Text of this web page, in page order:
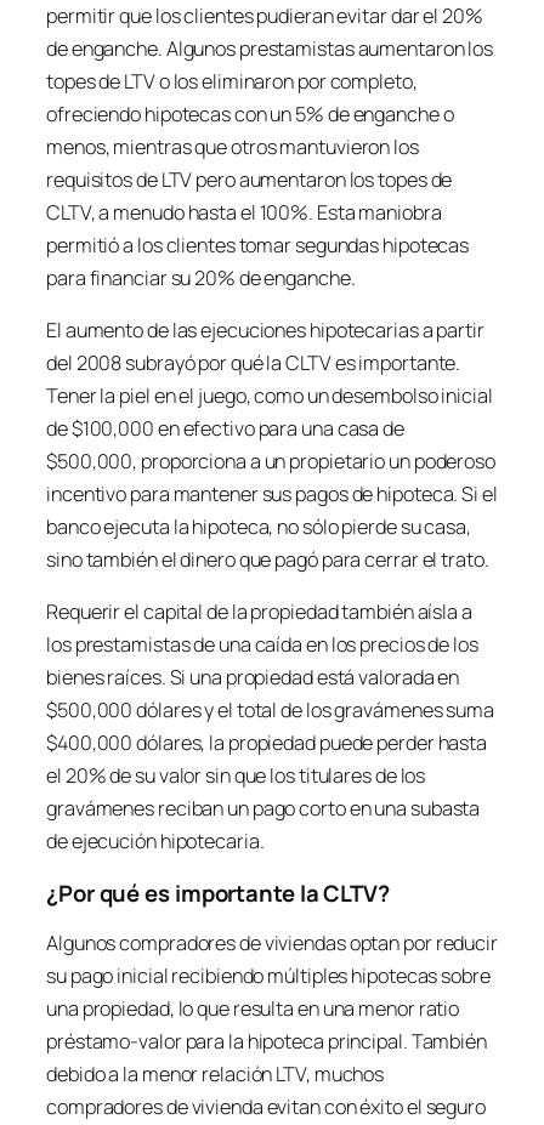
permitir que los clientes pudieran evitar dar el 20%
de enganche. Algunos prestamistas aumentaron los
topes de LTV o los eliminaron por completo,
ofreciendo hipotecas con un 5% de enganche o
menos, mientras que otros mantuvieron los
requisitos de LTV pero aumentaron los topes de
CLTV, a menudo hasta el 100%. Esta maniobra
permitió a los clientes tomar segundas hipotecas
para financiar su 20% de enganche.
El aumento de las ejecuciones hipotecarias a partir
del 2008 subrayó por qué la CLTV es importante.
Tener la piel en el juego, como un desembolso inicial
de $100,000 en efectivo para una casa de
$500,000, proporciona a un propietario un poderoso
incentivo para mantener sus pagos de hipoteca. Si el
banco ejecuta la hipoteca, no sólo pierde su casa,
sino también el dinero que pagó para cerrar el trato.
Requerir el capital de la propiedad también aísla a
los prestamistas de una caída en los precios de los
bienes raíces. Si una propiedad está valorada en
$500,000 dólares y el total de los gravámenes suma
$400,000 dólares, la propiedad puede perder hasta
el 20% de su valor sin que los titulares de los
gravámenes reciban un pago corto en una subasta
de ejecución hipotecaria.
¿Por qué es importante la CLTV?
Algunos compradores de viviendas optan por reducir
su pago inicial recibiendo múltiples hipotecas sobre
una propiedad, lo que resulta en una menor ratio
préstamo-valor para la hipoteca principal. También
debido a la menor relación LTV, muchos
compradores de vivienda evitan con éxito el seguro